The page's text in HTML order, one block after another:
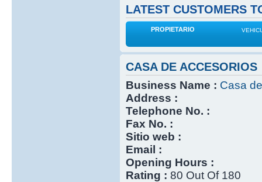
LATEST CUSTOMERS
PROPIETARIO
CASA DE ACCESORIOS
Business Name : Casa
Address :
Telephone No. :
Fax No. :
Sitio web :
Email :
Opening Hours :
Rating : 80 Out Of 180